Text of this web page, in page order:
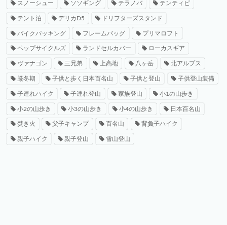
スノーシュー ソソギング テラノバ テンティピ
テント泊 デリカD5 ドリフターズスタンド
バイクパッキング フレームバッグ プリマロフト
ペップサイクルズ ランドセルカバー ローカスギア
ヴァナゴン 三兄弟 上高地 八ヶ岳 北アルプス
厳冬期 子供と歩く日本百名山 子供と登山 子供登山装備
子連れハイク 子連れ登山 家族登山 小1の山歩き
小2の山歩き 小3の山歩き 小4の山歩き 日本百名山
焚き火 父子キャンプ 百名山 背負子ハイク
親子ハイク 親子登山 雪山登山